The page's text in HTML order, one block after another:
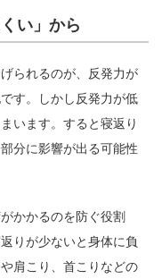
い」から
られるのが、反発力が
す。しかし反発力が低
います。すると寝返り
分に影響が出る可能性
かかるのを防ぐ役割
りが少ないと身体に負
肩こり、首こりなどの